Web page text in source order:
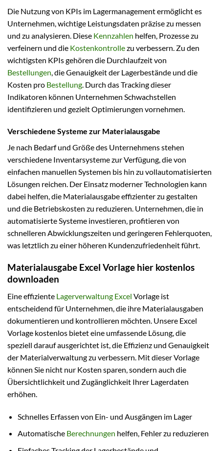
Die Nutzung von KPIs im Lagermanagement ermöglicht es
Unternehmen, wichtige Leistungsdaten präzise zu messen
und zu analysieren. Diese Kennzahlen helfen, Prozesse zu
verfeinern und die Kostenkontrollezu verbessern. Zu den
wichtigsten KPIs gehören die Durchlaufzeit von
Bestellungen , die Genauigkeit der Lagerbestände und die
Kosten pro Bestellung . Durch das Tracking dieser
Indikatoren können Unternehmen Schwachstellen
identifizieren und gezielt Optimierungen vornehmen.
Verschiedene Systeme zur Materialausgabe
Je nach Bedarf und Größe des Unternehmens stehen
verschiedene Inventarsysteme zur Verfügung, die von
einfachen manuellen Systemen bis hin zu vollautomatisierten
Lösungen reichen. Der Einsatz moderner Technologien kann
dabei helfen, die Materialausgabe effizienter zu gestalten
und die Betriebskosten zu reduzieren. Unternehmen, die in
automatisierte Systeme investieren, profitieren von
schnelleren Abwicklungszeiten und geringeren Fehlerquoten,
was letztlich zu einer höheren Kundenzufriedenheit führt.
Materialausgabe Excel Vorlage hier kostenlos
downloaden
Eine effiziente Lagerverwaltung Excel Vorlage ist
entscheidend für Unternehmen, die ihre Materialausgaben
dokumentieren und kontrollieren möchten. Unsere Excel
Vorlage kostenlos bietet eine umfassende Lösung, die
speziell darauf ausgerichtet ist, die Effizienz und Genauigkeit
der Materialverwaltung zu verbessern. Mit dieser Vorlage
können Sie nicht nur Kosten sparen, sondern auch die
Übersichtlichkeit und Zugänglichkeit Ihrer Lagerdaten
erhöhen.
Schnelles Erfassen von Ein- und Ausgängen im Lager
Automatische Berechnungen helfen, Fehler zu reduzieren